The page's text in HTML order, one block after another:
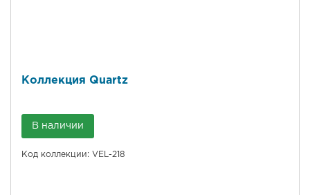
Коллекция Quartz
В наличии
Код коллекции: VEL-218